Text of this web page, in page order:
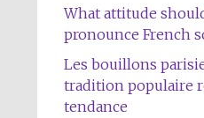
What attitude
pronounce French
Les bouillons
tradition populaire
tendance